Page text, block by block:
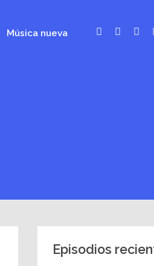
Música nueva
Episodios